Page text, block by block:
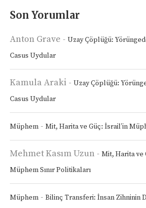
Son Yorumlar
Anton Grave - Uzay Çöplüğü:
Casus Uydular
Kamula Araki - Uzay Çöplüğü:
Casus Uydular
Müphem - Mit, Harita ve Güç: İsrail’in
Mehmet Kasım Uzun - Mit, Harita ve
Müphem Sınır Politikaları
Müphem - Bilinç Transferi: İnsan Zihninin